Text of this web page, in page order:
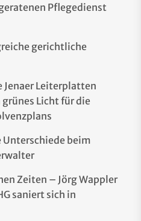
Pflegedienst
gerichtliche
Jenaer Leiterplatten
Licht für die
Unterschiede beim
Zeiten – Jörg Wappler
saniert sich in